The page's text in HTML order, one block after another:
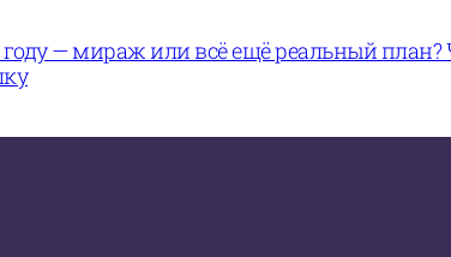
— мираж или всё ещё реальный